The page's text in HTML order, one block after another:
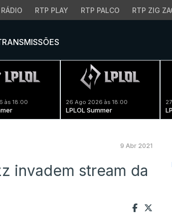
RÁDIO RTP PLAY RTP PALCO RTP ZIG
às 18:00 26 Ago 2026 às 18:00
LPLOL Summer
9 Abr 2021
invadem stream da